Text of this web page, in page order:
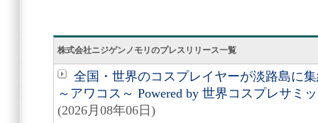
株式会社ニジゲンノモリのプレスリリース一覧
全国・世界のコスプレイヤーが淡路島に
～アワコス～ Powered by 世界コスプレサミ
(2026月08年06日)